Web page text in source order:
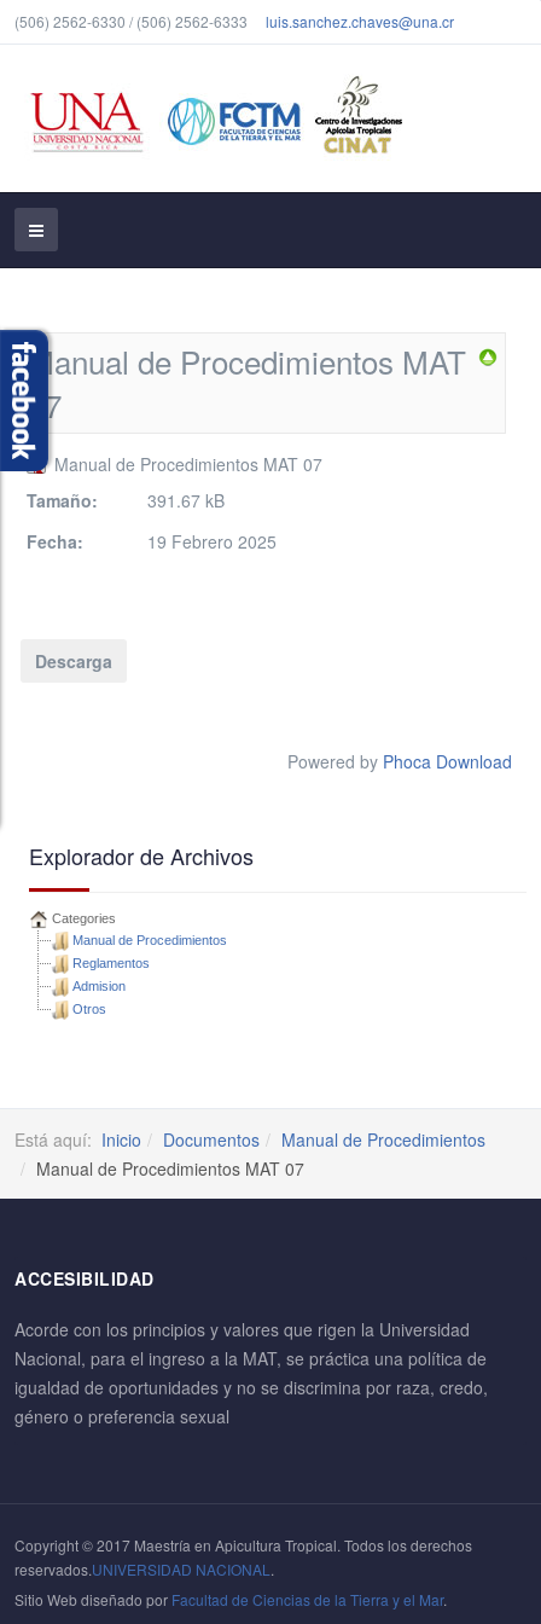
(506) 2562-6330 / (506) 2562-6333 luis.sanchez.chaves@una.cr
Manual de Procedimientos MAT
07
Manual de Procedimientos MAT 07
Tamaño:
391.67 kB
Fecha:
19 Febrero 2025
Powered by Phoca Download
Explorador de Archivos
Categories
Manual de Procedimientos
Reglamentos
Admision
Otros
Está aquí: Inicio Documentos
Manual de Procedimientos
Manual de Procedimientos MAT 07
ACCESIBILIDAD
Acorde con los principios y valores que rigen la Universidad
Nacional, para el ingreso a la MAT, se práctica una política de
igualdad de oportunidades y no se discrimina por raza, credo,
género o preferencia sexual
Copyright © 2017 Maestría en Apicultura Tropical. Todos los derechos
reservados.UNIVERSIDAD NACIONAL.
Sitio Web diseñado por Facultad de Ciencias de la Tierra y el Mar.